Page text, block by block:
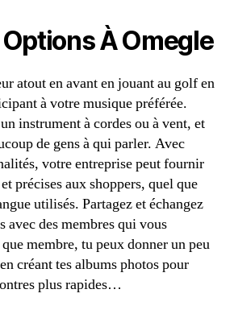
À Omegle
atout en avant en jouant au golf en
à votre musique préférée.
instrument à cordes ou à vent, et
de gens à qui parler. Avec
votre entreprise peut fournir
précises aux shoppers, quel que
utilisés. Partagez et échangez
avec des membres qui vous
membre, tu peux donner un peu
créant tes albums photos pour
plus rapides…